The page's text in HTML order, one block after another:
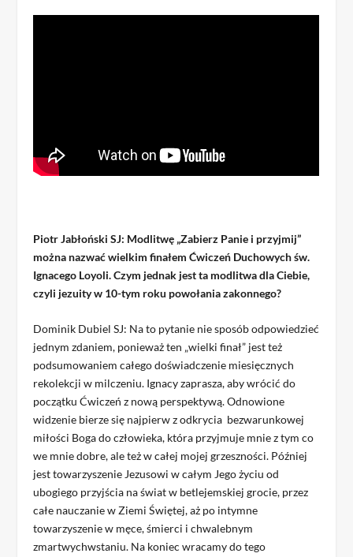
Piotr Jabłoński SJ: Modlitwę „Zabierz Panie i przyjmij”
można nazwać wielkim finałem Ćwiczeń Duchowych św.
Ignacego Loyoli. Czym jednak jest ta modlitwa dla Ciebie,
czyli jezuity w 10-tym roku powołania zakonnego?
Dominik Dubiel SJ: Na to pytanie nie sposób odpowiedzieć
jednym zdaniem, ponieważ ten „wielki finał” jest też
podsumowaniem całego doświadczenie miesięcznych
rekolekcji w milczeniu. Ignacy zaprasza, aby wrócić do
początku Ćwiczeń z nową perspektywą. Odnowione
widzenie bierze się najpierw z odkrycia bezwarunkowej
miłości Boga do człowieka, która przyjmuje mnie z tym co
we mnie dobre, ale też w całej mojej grzeszności. Później
jest towarzyszenie Jezusowi w całym Jego życiu od
ubogiego przyjścia na świat w betlejemskiej grocie, przez
całe nauczanie w Ziemi Świętej, aż po intymne
towarzyszenie w męce, śmierci i chwalebnym
zmartwychwstaniu. Na koniec wracamy do tego